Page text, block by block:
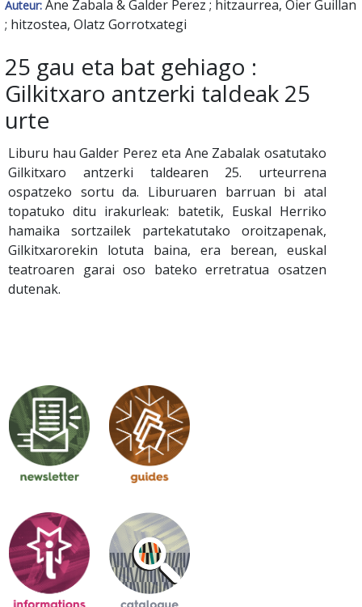
Auteur: Ane Zabala & Galder Perez ; hitzaurrea, Oier Guillan
; hitzostea, Olatz Gorrotxategi
25 gau eta bat gehiago :
Gilkitxaro antzerki taldeak 25
urte
Liburu hau Galder Perez eta Ane Zabalak osatutako
Gilkitxaro antzerki taldearen 25. urteurrena
ospatzeko sortu da. Liburuaren barruan bi atal
topatuko ditu irakurleak: batetik, Euskal Herriko
hamaika sortzailek partekatutako oroitzapenak,
Gilkitxarorekin lotuta baina, era berean, euskal
teatroaren garai oso bateko erretratua osatzen
dutenak.